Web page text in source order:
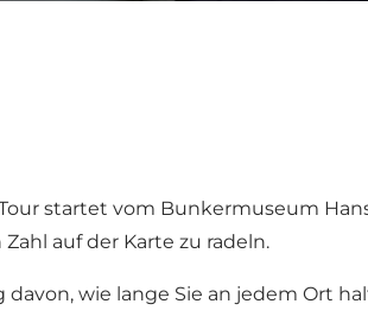
startet vom Bunkermuseum
auf der Karte zu radeln.
wie lange Sie an jedem Ort